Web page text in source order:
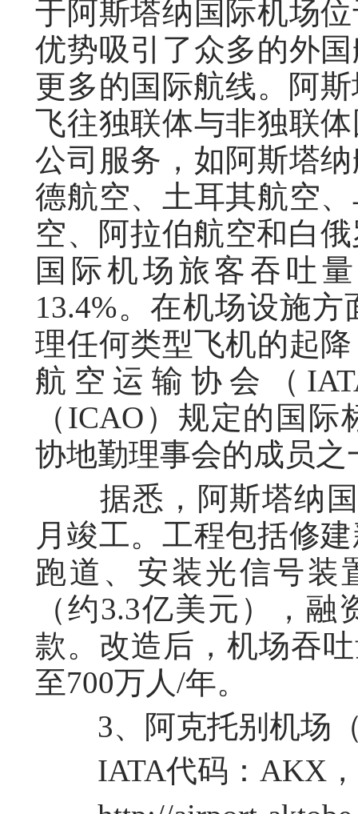
于阿斯塔纳国际机场
优势吸引了众多的外
更多的国际航线。阿
飞往独联体与非独联
公司服务，如阿斯塔
德航空、土耳其航空
空、阿拉伯航空和白
国际机场旅客吞吐
13.4%。在机场设施
理任何类型飞机的起
航空运输协会（
（ICAO）规定的国
协地勤理事会的成员之
据悉，阿斯塔纳国
月竣工。工程包括修
跑道、安装光信号装
（约3.3亿美元），
款。改造后，机场吞
至700万人/年。
3、阿克托别机场（
IATA代码：AKX，